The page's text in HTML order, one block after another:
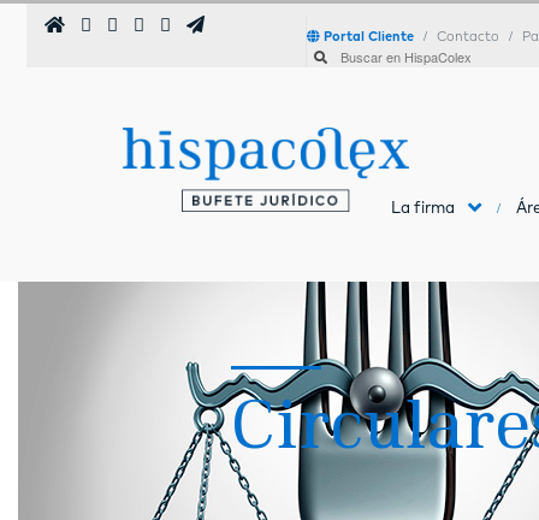
Portal Cliente Contacto
La firma